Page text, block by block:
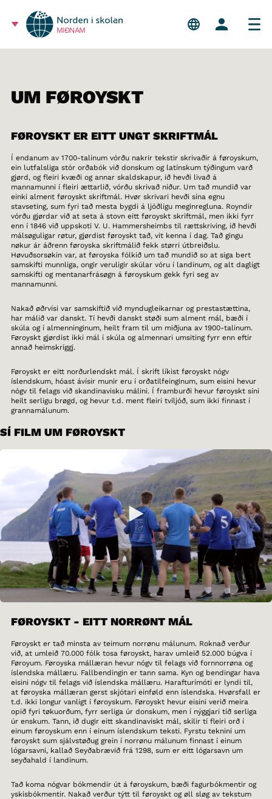
MIÐNÁM
UM FØROYSKT
FØROYSKT ER EITT UNGT SKRIFTMÁL
Í endanum av 1700-talinum vórðu nakrir tekstir skrivaðir á føroyskum,
ein lutfalsliga stór orðabók við donskum og latínskum týðingum varð
gjørd, og fleiri kvæði og annar skaldskapur, ið hevði livað á
mannamunni í fleiri ættarlið, vórðu skrivað niður. Um tað mundið var
einki alment føroyskt skriftmál. Hvør skrivari hevði sína egnu
stavseting, sum fyri tað mesta bygdi á ljóðligu meginregluna. Royndir
vórðu gjørdar við at seta á stovn eitt føroyskt skriftmál, men ikki fyrr
enn í 1846 við uppskoti V. U. Hammersheimbs til rættskriving, ið hevði
málsøguligar røtur, gjørdist føroyskt tað, vit kenna í dag. Tað gingu
nøkur ár áðrenn føroyska skriftmálið fekk størri útbreiðslu.
Høvuðsorsøkin var, at føroyska fólkið um tað mundið so at siga bert
samskifti munnliga, ongir veruligir skúlar vóru í landinum, og alt dagligt
samskifti og mentanarfrásøgn á føroyskum gekk fyri seg av
mannamunni.
Nakað øðrvísi var samskiftið við myndugleikarnar og prestastættina,
har málið var danskt. Tí hevði danskt støði sum alment mál, bæði í
skúla og í almenninginum, heilt fram til um miðjuna av 1900-talinum.
Føroyskt gjørdist ikki mál í skúla og almennari umsiting fyrr enn eftir
annað heimskríggj.
Føroyskt er eitt norðurlendskt mál. Í skrift líkist føroyskt nógv
íslendskum, hóast ávísir munir eru í orðatilfeinginum, sum eisini hevur
nógv til felags við skandinavisku málini. Í framburði hevur føroyskt síni
heilt serligu brøgd, og hevur t.d. ment fleiri tvíljóð, sum ikki finnast í
grannamálunum.
SÍ FILM UM FØROYSKT
FØROYSKT - EITT NORRØNT MÁL
Føroyskt er tað minsta av teimum norrønu málunum. Roknað verður
við, at umleið 70.000 fólk tosa føroyskt, harav umleið 52.000 búgva í
Føroyum. Føroyska mállæran hevur nógv til felags við fornnorrøna og
íslendska mállæru. Fallbendingin er tann sama. Kyn og bendingar hava
eisini nógv til felags við íslendska mállæru. Harafturímóti er lyndi til,
at føroyska mállæran gerst skjótari einføld enn íslendska. Hvørsfall er
t.d. ikki longur vanligt í føroyskum. Føroyskt hevur eisini verið meira
opið fyri tøkuorðum, fyrr serliga úr donskum, men í nýggjari tíð serliga
úr enskum. Tann, ið dugir eitt skandinaviskt mál, skilir tí fleiri orð í
einum føroyskum enn í einum íslendskum teksti. Fyrstu teknini um
føroyskt sum sjálvstøðug grein í norrønu málunum finnast í einum
lógarsavni, kallað Seyðabrævið frá 1298, sum er eitt lógarsavn um
seyðahald í landinum.
Tað koma nógvar bókmendir út á føroyskum, bæði fagurbókmentir og
yskisbókmentir. Nakað verður týtt til føroyskt og øll sløg av tekstum